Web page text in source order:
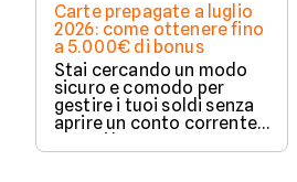
Carte prepagate a luglio
2026: come ottenere fino
a 5.000€ di bonus
Stai cercando un modo
sicuro e comodo per
gestire i tuoi soldi senza
aprire un conto corrente?
Scopri le carte prepagate
di luglio 2026: abbiamo